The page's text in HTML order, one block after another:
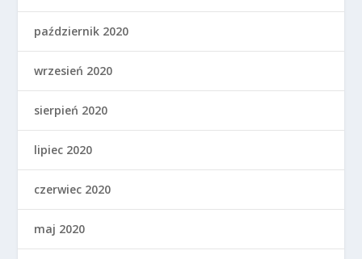
październik 2020
wrzesień 2020
sierpień 2020
lipiec 2020
czerwiec 2020
maj 2020